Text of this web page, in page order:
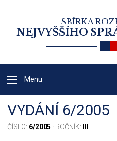
SBÍRKA
NEJVYŠŠÍHO
Menu
VYDÁNÍ 6/2005
ČÍSLO: 6/2005 · ROČNÍK: